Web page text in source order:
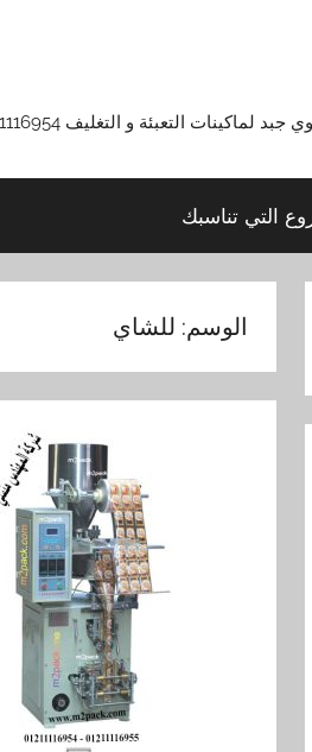
01211116954 – 01211116956 – 01211116958
التي تناسبك
الوسم: للشاي